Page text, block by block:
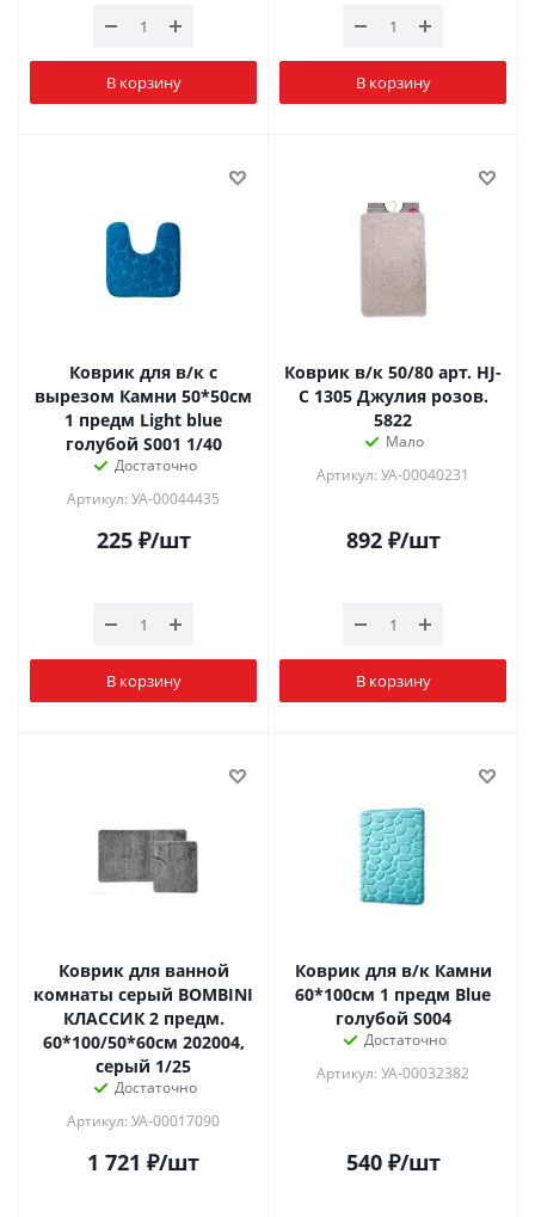
В корзину В корзину
Коврик для в/к с
вырезом Камни 50*50см
1 предм Light blue
голубой S001 1/40
Достаточно
Артикул: УА-00044435
225₽/шт
В корзину
Коврик в/к 50/80 арт. HJ-
C 1305 Джулия розов.
5822
Мало
Артикул: УА-00040231
892₽/шт
В корзину
Коврик для ванной
комнаты серый BOMBINI
КЛАССИК 2 предм.
60*100/50*60см 202004,
серый 1/25
Достаточно
Артикул: УА-00017090
1 721 ₽/шт
Коврик для в/к Камни
60*100см 1 предм Blue
голубой S004
Достаточно
Артикул: УА-00032382
540₽/шт